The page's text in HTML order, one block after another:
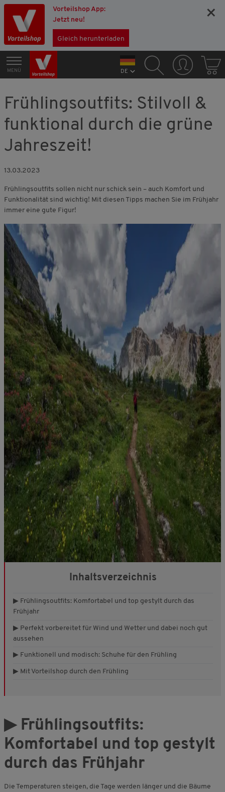
Vorteilshop App:
Jetzt neu!
Gleich herunterladen
×
MENÜ DE
Frühlingsoutfits: Stilvoll &
funktional durch die grüne
Jahreszeit!
13.03.2023
Frühlingsoutfits sollen nicht nur schick sein – auch Komfort und
Funktionalität sind wichtig! Mit diesen Tipps machen Sie im Frühjahr
immer eine gute Figur!
Inhaltsverzeichnis
▶ Frühlingsoutfits: Komfortabel und top gestylt durch das
Frühjahr
▶ Perfekt vorbereitet für Wind und Wetter und dabei noch gut
aussehen
▶ Funktionell und modisch: Schuhe für den Frühling
▶ Mit Vorteilshop durch den Frühling
▶ Frühlingsoutfits:
Komfortabel und top gestylt
durch das Frühjahr
Die Temperaturen steigen, die Tage werden länger und die Bäume